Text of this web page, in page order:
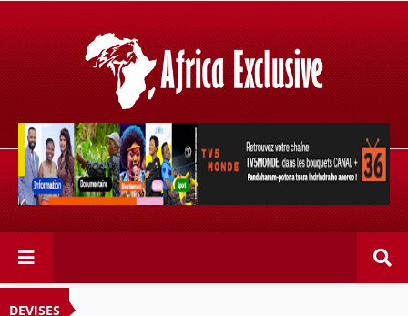
Retrouvez votre chaîne @TV5MONDE, dans les bouquets
CANAL+ 36 . Fandaharam-potoana tsara indrindra ho
anareo!
DEVISES